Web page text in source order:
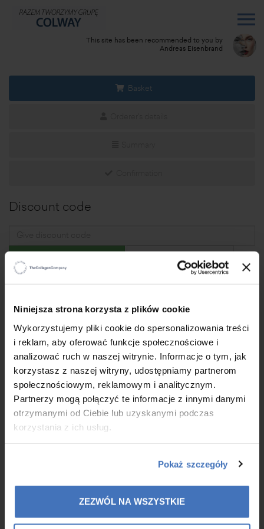
Niniejsza strona korzysta z plików cookie
Wykorzystujemy pliki cookie do spersonalizowania treści
i reklam, aby oferować funkcje społecznościowe i
analizować ruch w naszej witrynie. Informacje o tym, jak
korzystasz z naszej witryny, udostępniamy partnerom
społecznościowym, reklamowym i analitycznym.
Partnerzy mogą połączyć te informacje z innymi danymi
otrzymanymi od Ciebie lub uzyskanymi podczas
korzystania z ich usług.
Pokaż szczegóły
ZEZWÓL NA WSZYSTKIE
This site has been recommended to you by
Andreas Eisenbrand
Basket
Discount code
Your basket is empty
Continue shopping
Colway International S.A.
Seat: ul. Hippiczna 2, 84-207 Koleczkowo
VAT: 5272731683
Statistical number (REGON): 360987881